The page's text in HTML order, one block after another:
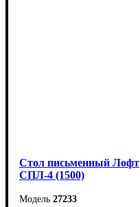
Стол письменный Лофт
СПЛ-4 (1500)
27233